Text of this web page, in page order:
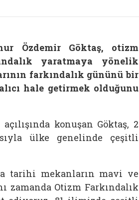
Özdemir Göktaş, otizm
yaratmaya yönelik
farkındalık gününü bir
hale getirmek olduğunu
konuşan Göktaş, 2
ülke genelinde çeşitli
tarihi mekanların mavi ve
zamanda Otizm Farkındalık